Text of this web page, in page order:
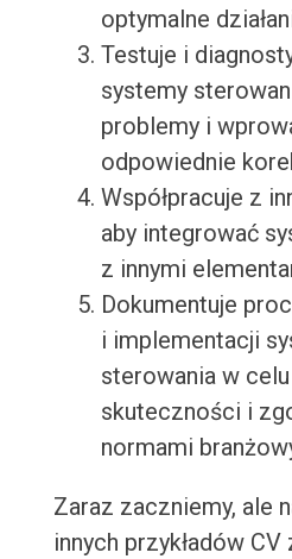
optymalne
Testuje i
systemy
problemy i
odpowiednie
Współpracuje z
aby integrować
z innymi
Dokumentuje
i implementacji
sterowania w
skuteczności i
normami
Zaraz zaczniemy, ale
innych przykładów